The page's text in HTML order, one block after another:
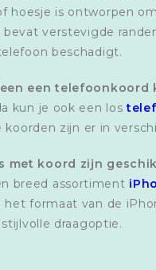
hoesje is ontworpen
bevat verstevigde
beschadigt.
een telefoonkoord
kun je ook een los
koorden zijn er in
met koord zijn
breed assortiment
het formaat van de
draagoptie.